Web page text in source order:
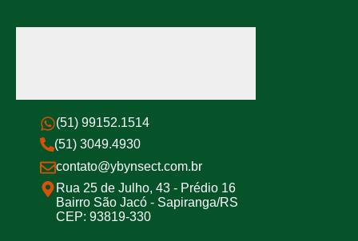
(51) 99152.1514
(51) 3049.4930
contato@ybynsect.com.br
Rua 25 de Julho, 43 - Prédio 16
Bairro São Jacó - Sapiranga/RS
CEP: 93819-330